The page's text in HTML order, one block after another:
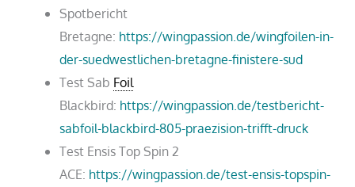
Spotbericht
Bretagne: https://wingpassion.de/wingfoilen-in-
der-suedwestlichen-bretagne-finistere-sud
Test Sab Foil
Blackbird: https://wingpassion.de/testbericht-
sabfoil-blackbird-805-praezision-trifft-druck
Test Ensis Top Spin 2
ACE: https://wingpassion.de/test-ensis-topspin-